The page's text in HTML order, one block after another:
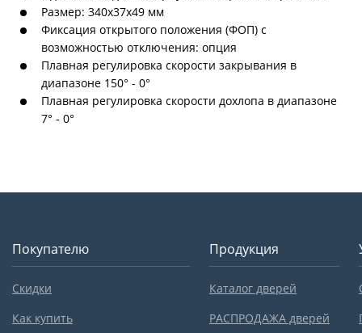
Размер: 340х37х49 мм
Фиксация открытого положения (ФОП) с
возможностью отключения: опция
Плавная регулировка скорости закрывания в
диапазоне 150° - 0°
Плавная регулировка скорости дохлопа в диапазоне
7° - 0°
Покупателю
Скидки
Как купить
Продукция
Каталог дверей
РАСПРОДАЖА дверей